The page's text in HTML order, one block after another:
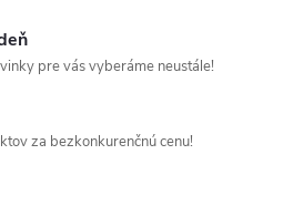
pre vás vyberáme neustále!
za bezkonkurenčnú cenu!